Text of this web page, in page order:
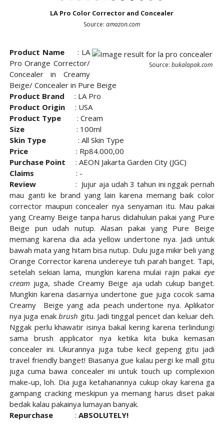
LA Pro Color Corrector and Concealer
Source:amazon.com
Source:bukalapak.com
Product Name : LA
Pro Orange Corrector/
Concealer in Creamy
Beige/ Concealer in Pure Beige
Product Brand
: LA Pro
Product Origin : USA
Product Type: Cream
Size
: 100ml
Skin Type
: All Skin Type
Price : Rp84.000,00
Purchase Point
: AEON Jakarta Garden City (JGC)
Claims : -
Review
: Jujur aja udah 3 tahun ini nggak pernah
mau ganti ke brand yang lain karena memang baik color
corrector maupun concealer nya senyaman itu. Mau pakai
yang Creamy Beige tanpa harus didahuluin pakai yang Pure
Beige pun udah nutup. Alasan pakai yang Pure Beige
memang karena dia ada yellow undertone nya. Jadi untuk
bawah mata yang hitam bisa nutup. Dulu juga mikir beli yang
Orange Corrector karena undereye tuh parah banget. Tapi,
setelah sekian lama, mungkin karena mulai rajin pakaieye
creamjuga, shade Creamy Beige aja udah cukup banget.
Mungkin karena dasarnya undertone gue juga cocok sama
Creamy Beige yang ada peach undertone nya. Aplikator
nya juga enakbrush gitu. Jadi tinggal pencet dan keluar deh.
Nggak perlu khawatir isinya bakal kering karena terlindungi
sama brush applicator nya ketika kita buka kemasan
concealer ini. Ukurannya juga tube kecil gepeng gitu jadi
travel friendly banget! Biasanya gue kalau pergi ke mall gitu
juga cuma bawa concealer ini untuk touch up complexion
make-up, loh. Dia juga ketahanannya cukup okay karena ga
gampang cracking meskipun ya memang harus diset pakai
bedak kalau pakainya lumayan banyak.
Repurchase : ABSOLUTELY!